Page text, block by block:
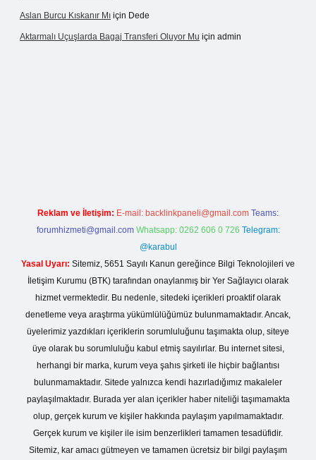
Aslan Burcu Kıskanır Mı için Dede
Aktarmalı Uçuşlarda Bagaj Transferi Oluyor Mu için admin
Reklam ve İletişim: E-mail: backlinkpaneli@gmail.com Teams:
forumhizmeti@gmail.com Whatsapp: 0262 606 0 726 Telegram:
@karabul
Yasal Uyarı: Sitemiz, 5651 Sayılı Kanun gereğince Bilgi Teknolojileri ve
İletişim Kurumu (BTK) tarafından onaylanmış bir Yer Sağlayıcı olarak
hizmet vermektedir. Bu nedenle, sitedeki içerikleri proaktif olarak
denetleme veya araştırma yükümlülüğümüz bulunmamaktadır. Ancak,
üyelerimiz yazdıkları içeriklerin sorumluluğunu taşımakta olup, siteye
üye olarak bu sorumluluğu kabul etmiş sayılırlar. Bu internet sitesi,
herhangi bir marka, kurum veya şahıs şirketi ile hiçbir bağlantısı
bulunmamaktadır. Sitede yalnızca kendi hazırladığımız makaleler
paylaşılmaktadır. Burada yer alan içerikler haber niteliği taşımamakta
olup, gerçek kurum ve kişiler hakkında paylaşım yapılmamaktadır.
Gerçek kurum ve kişiler ile isim benzerlikleri tamamen tesadüfidir.
Sitemiz, kar amacı gütmeyen ve tamamen ücretsiz bir bilgi paylaşım